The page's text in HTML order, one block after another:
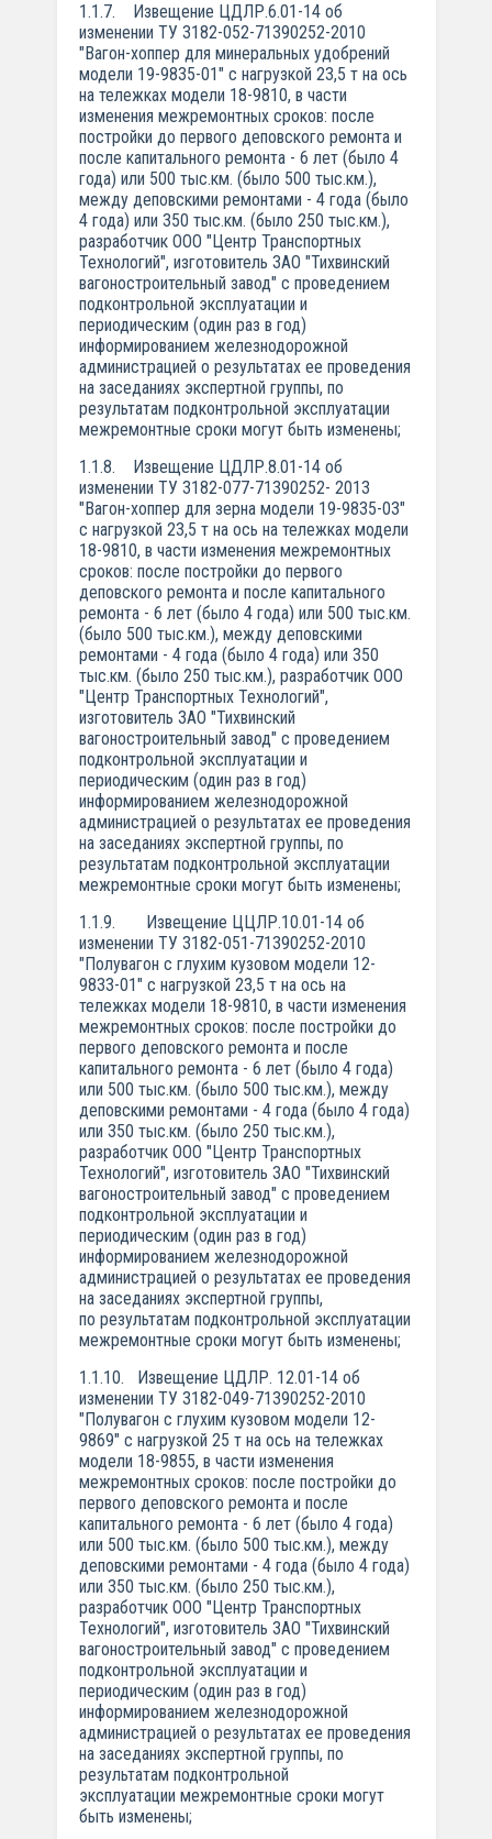
1.1.7. Извещение ЦДЛР.6.01-14 об
изменении ТУ 3182-052-71390252-2010
"Вагон-хоппер для минеральных удобрений
модели 19-9835-01" с нагрузкой 23,5 т на ось
на тележках модели 18-9810, в части
изменения межремонтных сроков: после
постройки до первого деповского ремонта и
после капитального ремонта - 6 лет (было 4
года) или 500 тыс.км. (было 500 тыс.км.),
между деповскими ремонтами - 4 года (было
4 года) или 350 тыс.км. (было 250 тыс.км.),
разработчик ООО "Центр Транспортных
Технологий", изготовитель ЗАО "Тихвинский
вагоностроительный завод" с проведением
подконтрольной эксплуатации и
периодическим (один раз в год)
информированием железнодорожной
администрацией о результатах ее проведения
на заседаниях экспертной группы, по
результатам подконтрольной эксплуатации
межремонтные сроки могут быть изменены;
1.1.8. Извещение ЦДЛР.8.01-14 об
изменении ТУ 3182-077-71390252- 2013
"Вагон-хоппер для зерна модели 19-9835-03"
с нагрузкой 23,5 т на ось на тележках модели
18-9810, в части изменения межремонтных
сроков: после постройки до первого
деповского ремонта и после капитального
ремонта - 6 лет (было 4 года) или 500 тыс.км.
(было 500 тыс.км.), между деповскими
ремонтами - 4 года (было 4 года) или 350
тыс.км. (было 250 тыс.км.), разработчик ООО
"Центр Транспортных Технологий",
изготовитель ЗАО "Тихвинский
вагоностроительный завод" с проведением
подконтрольной эксплуатации и
периодическим (один раз в год)
информированием железнодорожной
администрацией о результатах ее проведения
на заседаниях экспертной группы, по
результатам подконтрольной эксплуатации
межремонтные сроки могут быть изменены;
1.1.9. Извещение ЦЦЛР.10.01-14 об
изменении ТУ 3182-051-71390252-2010
"Полувагон с глухим кузовом модели 12-
9833-01" с нагрузкой 23,5 т на ось на
тележках модели 18-9810, в части изменения
межремонтных сроков: после постройки до
первого деповского ремонта и после
капитального ремонта - 6 лет (было 4 года)
или 500 тыс.км. (было 500 тыс.км.), между
деповскими ремонтами - 4 года (было 4 года)
или 350 тыс.км. (было 250 тыс.км.),
разработчик ООО "Центр Транспортных
Технологий", изготовитель ЗАО "Тихвинский
вагоностроительный завод" с проведением
подконтрольной эксплуатации и
периодическим (один раз в год)
информированием железнодорожной
администрацией о результатах ее проведения
на заседаниях экспертной группы,
по результатам подконтрольной эксплуатации
межремонтные сроки могут быть изменены;
1.1.10. Извещение ЦДЛР. 12.01-14 об
изменении ТУ 3182-049-71390252-2010
"Полувагон с глухим кузовом модели 12-
9869" с нагрузкой 25 т на ось на тележках
модели 18-9855, в части изменения
межремонтных сроков: после постройки до
первого деповского ремонта и после
капитального ремонта - 6 лет (было 4 года)
или 500 тыс.км. (было 500 тыс.км.), между
деповскими ремонтами - 4 года (было 4 года)
или 350 тыс.км. (было 250 тыс.км.),
разработчик ООО "Центр Транспортных
Технологий", изготовитель ЗАО "Тихвинский
вагоностроительный завод" с проведением
подконтрольной эксплуатации и
периодическим (один раз в год)
информированием железнодорожной
администрацией о результатах ее проведения
на заседаниях экспертной группы, по
результатам подконтрольной
эксплуатации межремонтные сроки могут
быть изменены;